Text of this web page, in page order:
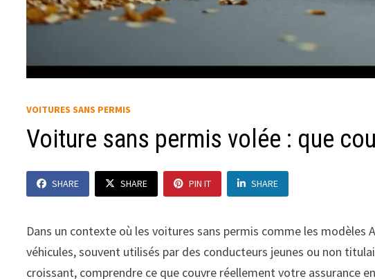
VOITURES SANS PERMIS
Voiture sans permis volée : que
SHARE SHARE PIN IT SHARE
Dans un contexte où les voitures sans permis comme les
véhicules, souvent utilisés par des conducteurs jeunes ou non
croissant, comprendre ce que couvre réellement votre assurance